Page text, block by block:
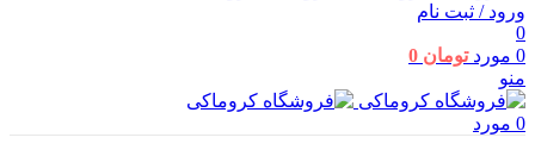
ورود / ثبت نام
0
0 مورد تومان
منو
0 مورد